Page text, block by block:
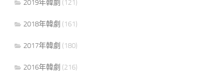
2019年韓劇 (121)
2018年韓劇 (161)
2017年韓劇 (180)
2016年韓劇 (216)